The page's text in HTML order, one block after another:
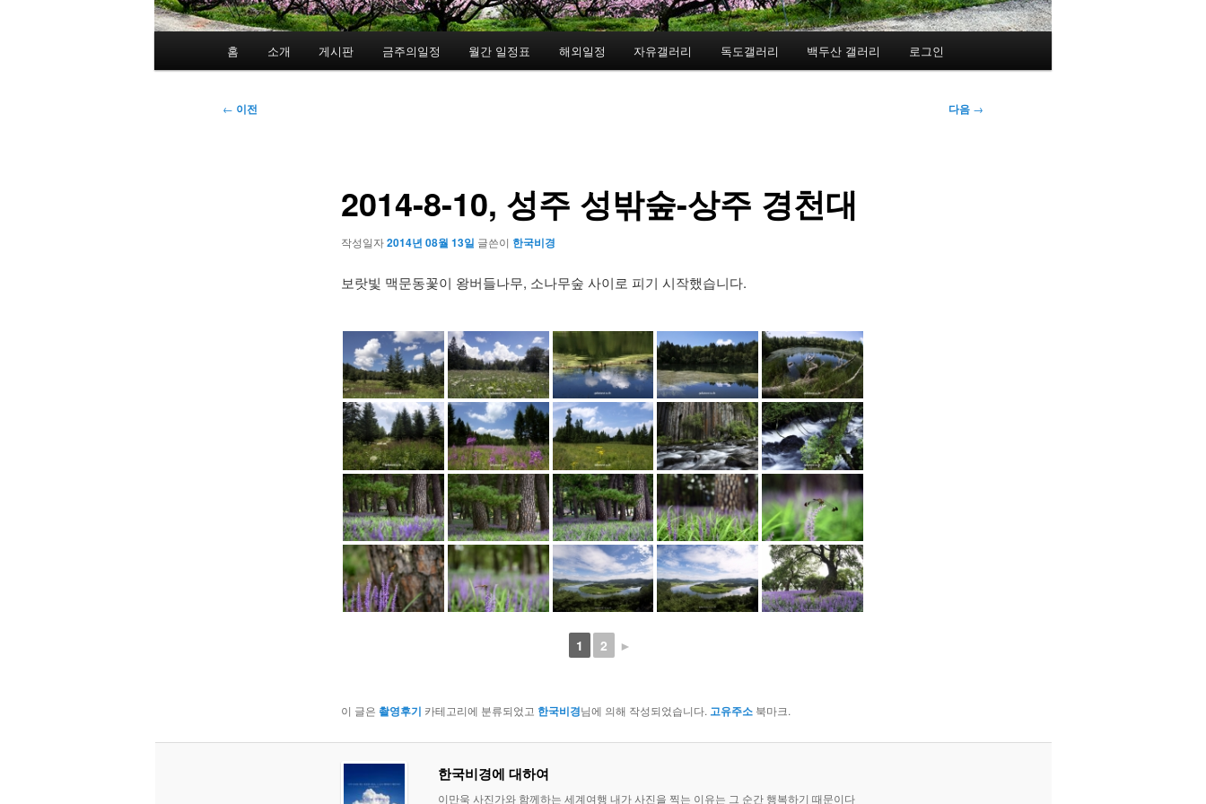
홈 소개 게시판 금주의일정 월간 일정표 해외일정 자유갤러리 독도갤러리 백두산 갤러리 로그인
글
← 이전 다음 →
2014-8-10, 성주 성밖숲-상주 경천대
작성일자2014년 08월 13일 글쓴이 한국비경
보랏빛 맥문동꽃이 왕버들나무, 소나무숲 사이로 피기 시작했습니다.
1 2 ►
이 글은 촬영후기 카테고리에 분류되었고 한국비경님에 의해 작성되었습니다. 고유주소북마크.
한국비경에 대하여
이만욱 사진가와 함께하는 세계여행 내가 사진을 찍는 이유는 그 순간 행복하기 때문이다